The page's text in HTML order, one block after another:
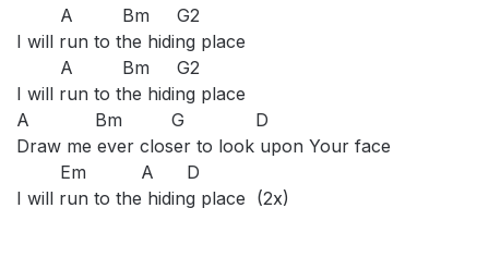
A Bm G2
I will run to the hiding place
A Bm G2
I will run to the hiding place
A Bm G D
Draw me ever closer to look upon Your face
Em A D
I will run to the hiding place (2x)